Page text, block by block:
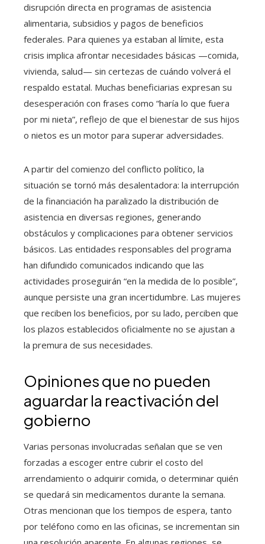
disrupción directa en programas de asistencia
alimentaria, subsidios y pagos de beneficios
federales. Para quienes ya estaban al límite, esta
crisis implica afrontar necesidades básicas —comida,
vivienda, salud— sin certezas de cuándo volverá el
respaldo estatal. Muchas beneficiarias expresan su
desesperación con frases como “haría lo que fuera
por mi nieta”, reflejo de que el bienestar de sus hijos
o nietos es un motor para superar adversidades.
A partir del comienzo del conflicto político, la
situación se tornó más desalentadora: la interrupción
de la financiación ha paralizado la distribución de
asistencia en diversas regiones, generando
obstáculos y complicaciones para obtener servicios
básicos. Las entidades responsables del programa
han difundido comunicados indicando que las
actividades proseguirán “en la medida de lo posible”,
aunque persiste una gran incertidumbre. Las mujeres
que reciben los beneficios, por su lado, perciben que
los plazos establecidos oficialmente no se ajustan a
la premura de sus necesidades.
Opiniones que no pueden
aguardar la reactivación del
gobierno
Varias personas involucradas señalan que se ven
forzadas a escoger entre cubrir el costo del
arrendamiento o adquirir comida, o determinar quién
se quedará sin medicamentos durante la semana.
Otras mencionan que los tiempos de espera, tanto
por teléfono como en las oficinas, se incrementan sin